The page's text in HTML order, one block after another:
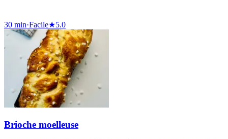
30 min·Facile★5.0
Brioche moelleuse